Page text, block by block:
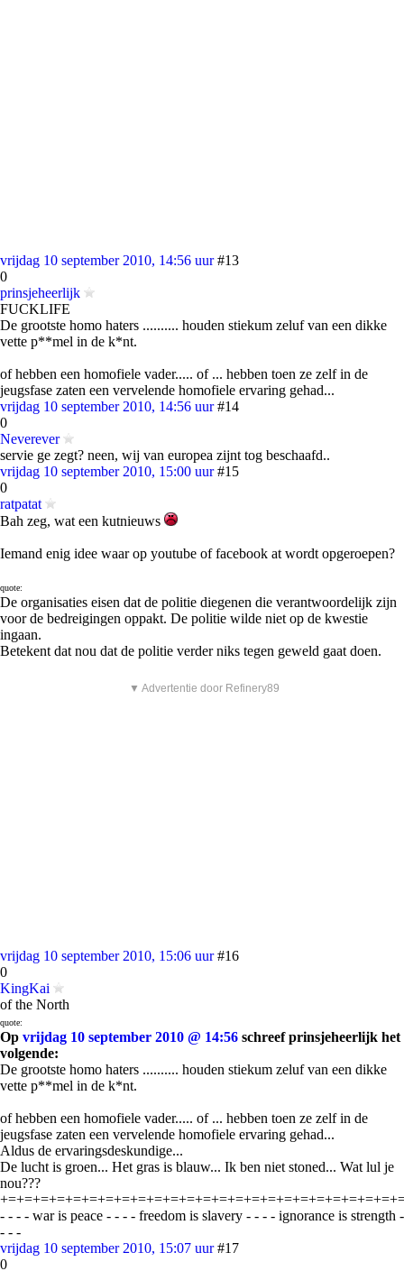
vrijdag 10 september 2010, 14:56 uur #13
0
prinsjeheerlijk
FUCKLIFE
De grootste homo haters .......... houden stiekum zeluf van een dikke
vette p**mel in de k*nt.
of hebben een homofiele vader..... of ... hebben toen ze zelf in de
jeugsfase zaten een vervelende homofiele ervaring gehad...
vrijdag 10 september 2010, 14:56 uur #14
0
Neverever
servie ge zegt? neen, wij van europea zijnt tog beschaafd..
vrijdag 10 september 2010, 15:00 uur #15
0
ratpatat
Bah zeg, wat een kutnieuws
Iemand enig idee waar op youtube of facebook at wordt opgeroepen?
quote:
De organisaties eisen dat de politie diegenen die verantwoordelijk zijn
voor de bedreigingen oppakt. De politie wilde niet op de kwestie
ingaan.
Betekent dat nou dat de politie verder niks tegen geweld gaat doen.
▼ Advertentie door Refinery89
vrijdag 10 september 2010, 15:06 uur #16
0
KingKai
of the North
quote:
Op vrijdag 10 september 2010 @ 14:56 schreef prinsjeheerlijk het
volgende:
De grootste homo haters .......... houden stiekum zeluf van een dikke
vette p**mel in de k*nt.
of hebben een homofiele vader..... of ... hebben toen ze zelf in de
jeugsfase zaten een vervelende homofiele ervaring gehad...
Aldus de ervaringsdeskundige...
De lucht is groen... Het gras is blauw... Ik ben niet stoned... Wat lul je
nou???
- - - - war is peace - - - - freedom is slavery - - - - ignorance is strength -
- - -
vrijdag 10 september 2010, 15:07 uur #17
0